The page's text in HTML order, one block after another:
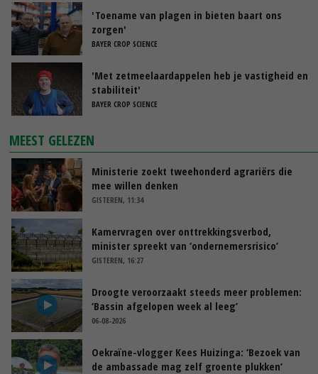
'Toename van plagen in bieten baart ons
zorgen'
BAYER CROP SCIENCE
'Met zetmeelaardappelen heb je vastigheid en
stabiliteit'
BAYER CROP SCIENCE
MEEST GELEZEN
Ministerie zoekt tweehonderd agrariërs die
mee willen denken
GISTEREN, 11:34
Kamervragen over onttrekkingsverbod,
minister spreekt van ‘ondernemersrisico’
GISTEREN, 16:27
Droogte veroorzaakt steeds meer problemen:
‘Bassin afgelopen week al leeg’
06-08-2026
Oekraïne-vlogger Kees Huizinga: ‘Bezoek van
de ambassade mag zelf groente plukken’